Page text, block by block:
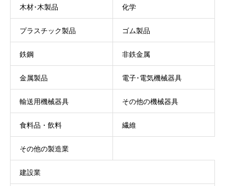
木材･木製品 化学
プラスチック製品 ゴム製品
鉄鋼 非鉄金属
金属製品 電子･電気機械器具
輸送用機械器具 その他の機械器具
食料品・飲料 繊維
その他の製造業
建設業